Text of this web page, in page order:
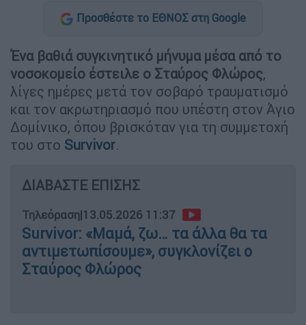
Προσθέστε το ΕΘΝΟΣ στη Google
Ένα βαθιά συγκινητικό μήνυμα μέσα από το
νοσοκομείο έστειλε ο Σταύρος Φλώρος,
λίγες ημέρες μετά τον σοβαρό τραυματισμό
και τον ακρωτηριασμό που υπέστη στον Άγιο
Δομίνικο, όπου βρισκόταν για τη συμμετοχή
του στο Survivor.
ΔΙΑΒΑΣΤΕ ΕΠΙΣΗΣ
Τηλεόραση|13.05.2026 11:37
Survivor: «Μαμά, ζω… τα άλλα θα τα
αντιμετωπίσουμε», συγκλονίζει ο
Σταύρος Φλώρος